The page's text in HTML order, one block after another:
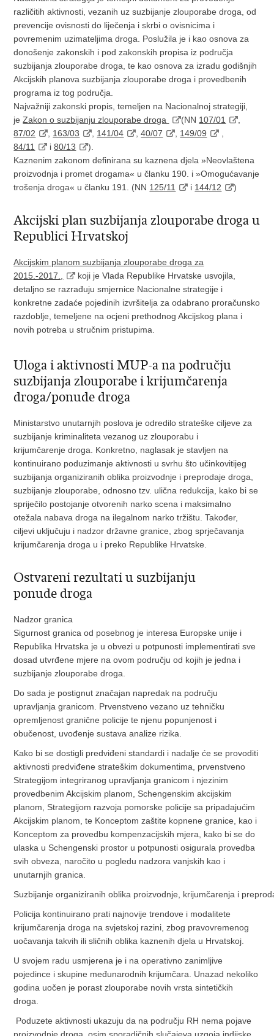
različitih aktivnosti, vezanih uz suzbijanje zlouporabe droga, od
prevencije ovisnosti do liječenja i skrbi o ovisnicima i
povremenim uzimateljima droga. Poslužila je i kao osnova za
donošenje zakonskih i pod zakonskih propisa iz područja
suzbijanja zlouporabe droga, te kao osnova za izradu godišnjih
Akcijskih planova suzbijanja zlouporabe droga i provedbenih
programa iz tog područja.
Najvažniji zakonski propis, temeljen na Nacionalnoj strategiji,
jeZakon o suzbijanju zlouporabe droga (NN 107/01
87/02
163/03 141/04 ,40/07 149/09
84/11
i80/13
).
Kaznenim zakonom definirana su kaznena djela »Neovlaštena
proizvodnja i promet drogama« u članku 190. i »Omogućavanje
trošenja droga« u članku 191. (NN 125/11 i 144/12 )
Akcijski plan suzbijanja zlouporabe droga u
Republici Hrvatskoj
Akcijskim planom suzbijanja zlouporabe droga za
2015.-2017.,
koji je Vlada Republike Hrvatske usvojila,
detaljno se razrađuju smjernice Nacionalne strategije i
konkretne zadaće pojedinih izvršitelja za odabrano proračunsko
razdoblje, temeljene na ocjeni prethodnog Akcijskog plana i
novih potreba u stručnim pristupima.
Uloga i aktivnosti MUP-a na području
suzbijanja zlouporabe i krijumčarenja
droga/ponude droga
Ministarstvo unutarnjih poslova je odredilo strateške ciljeve za
suzbijanje kriminaliteta vezanog uz zlouporabu i
krijumčarenje droga. Konkretno, naglasak je stavljen na
kontinuirano poduzimanje aktivnosti u svrhu što učinkovitijeg
suzbijanja organiziranih oblika proizvodnje i preprodaje droga,
suzbijanje zlouporabe, odnosno tzv. ulična redukcija, kako bi se
spriječilo postojanje otvorenih narko scena i maksimalno
otežala nabava droga na ilegalnom narko tržištu. Također,
ciljevi uključuju i nadzor državne granice, zbog sprječavanja
krijumčarenja droga u i preko Republike Hrvatske.
Ostvareni rezultati u suzbijanju
ponude droga
Nadzor granica
Sigurnost granica od posebnog je interesa Europske unije i
Republika Hrvatska je u obvezi u potpunosti implementirati sve
dosad utvrđene mjere na ovom području od kojih je jedna i
suzbijanje zlouporabe droga.
Do sada je postignut značajan napredak na području
upravljanja granicom. Prvenstveno vezano uz tehničku
opremljenost granične policije te njenu popunjenost i
obučenost, uvođenje sustava analize rizika.
Kako bi se dostigli predviđeni standardi i nadalje će se provoditi
aktivnosti predviđene strateškim dokumentima, prvenstveno
Strategijom integriranog upravljanja granicom i njezinim
provedbenim Akcijskim planom, Schengenskim akcijskim
planom, Strategijom razvoja pomorske policije sa pripadajućim
Akcijskim planom, te Konceptom zaštite kopnene granice, kao i
Konceptom za provedbu kompenzacijskih mjera, kako bi se do
ulaska u Schengenski prostor u potpunosti osigurala provedba
svih obveza, naročito u pogledu nadzora vanjskih kao i
unutarnjih granica.
Suzbijanje organiziranih oblika proizvodnje, krijumčarenja i
Policija kontinuirano prati najnovije trendove i modalitete
krijumčarenja droga na svjetskoj razini, zbog pravovremenog
uočavanja takvih ili sličnih oblika kaznenih djela u Hrvatskoj.
U svojem radu usmjerena je i na operativno zanimljive
pojedince i skupine međunarodnih krijumčara. Unazad nekoliko
godina uočen je porast zlouporabe novih vrsta sintetičkih
droga.
Poduzete aktivnosti ukazuju da na području RH nema pojave